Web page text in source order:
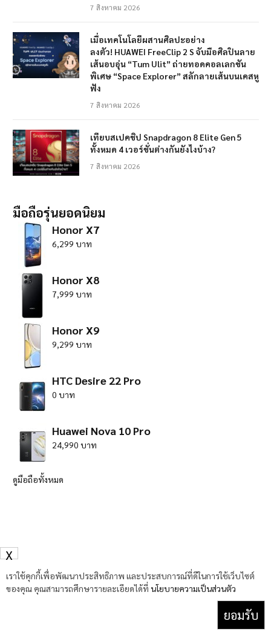
7 สิงหาคม 2026
เมื่อเทคโนโลยีผสานศิลปะอย่าง
ลงตัว! HUAWEI FreeClip 2 S จับมือศิลปินลาย
เส้นอบอุ่น “Tum Ulit” ถ่ายทอดคอลเลกชัน
พิเศษ “Space Explorer” สลักลายเส้นบนเคสหู
ฟัง
7 สิงหาคม 2026
เทียบสเปคชิป Snapdragon 8 Elite Gen 5
ทั้งหมด 4 เวอร์ชั่นต่างกันยังไงบ้าง?
7 สิงหาคม 2026
มือถือรุ่นยอดนิยม
Honor X7
6,299 บาท
Honor X8
7,999 บาท
Honor X9
9,299 บาท
HTC Desire 22 Pro
0 บาท
Huawei Nova 10 Pro
24,990 บาท
ดูมือถือทั้งหมด
เราใช้คุกกี้เพื่อพัฒนาประสิทธิภาพ และประสบการณ์ที่ดีในการใช้เว็บไซต์
ของคุณ คุณสามารถศึกษารายละเอียดได้ที่ นโยบายความเป็นส่วนตัว
ยอมรับ
X